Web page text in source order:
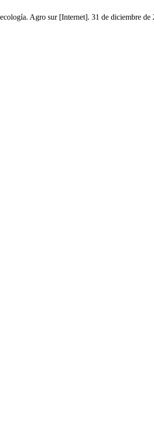
Agro sur [Internet]. 31 de diciembre de